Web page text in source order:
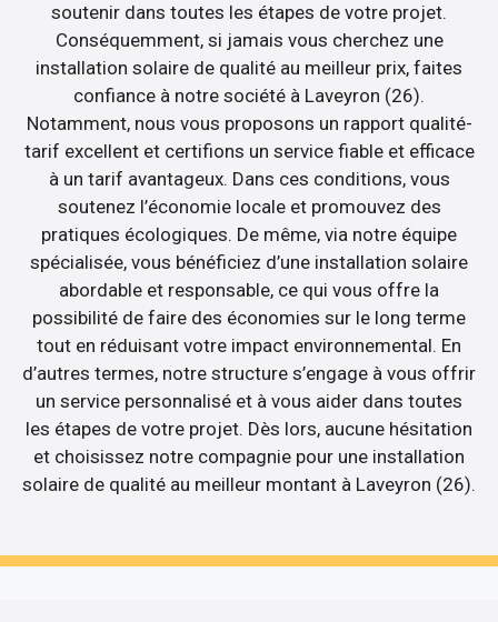
soutenir dans toutes les étapes de votre projet.
Conséquemment, si jamais vous cherchez une
installation solaire de qualité au meilleur prix, faites
confiance à notre société à Laveyron (26).
Notamment, nous vous proposons un rapport qualité-
tarif excellent et certifions un service fiable et efficace
à un tarif avantageux. Dans ces conditions, vous
soutenez l’économie locale et promouvez des
pratiques écologiques. De même, via notre équipe
spécialisée, vous bénéficiez d’une installation solaire
abordable et responsable, ce qui vous offre la
possibilité de faire des économies sur le long terme
tout en réduisant votre impact environnemental. En
d’autres termes, notre structure s’engage à vous offrir
un service personnalisé et à vous aider dans toutes
les étapes de votre projet. Dès lors, aucune hésitation
et choisissez notre compagnie pour une installation
solaire de qualité au meilleur montant à Laveyron (26).